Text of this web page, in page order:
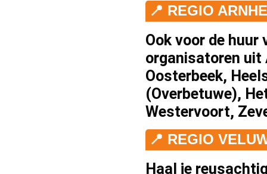
📍 REGIO
Ook voor de huur
organisatoren uit
Oosterbeek,
(Overbetuwe),
Westervoort,
📍 REGIO
Haal je